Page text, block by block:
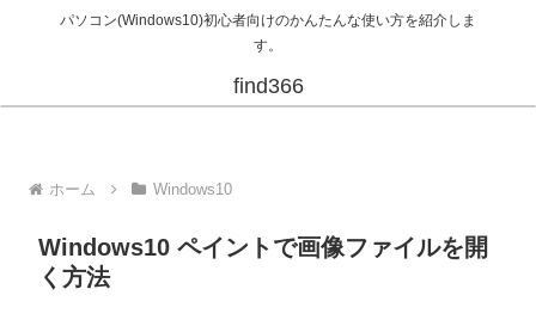
パソコン(Windows10)初心者向けのかんたんな使い方を紹介しま
す。
find366
ホーム Windows10
Windows10 ペイントで画像ファイルを開
く方法